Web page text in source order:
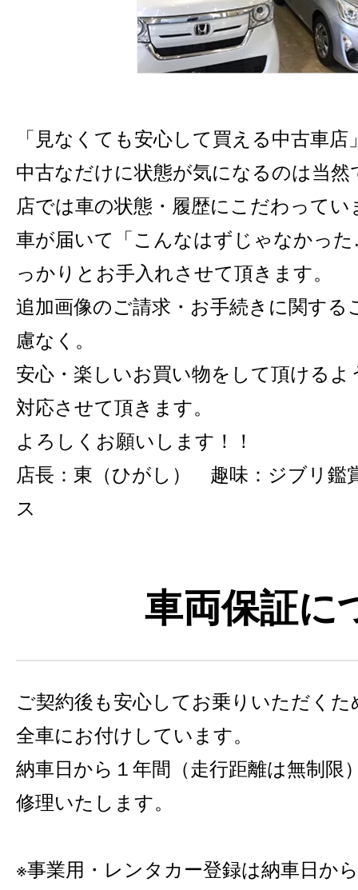
「見なくても安心して買える中古車
中古なだけに状態が気になるのは当
店では車の状態・履歴にこだわってい
車が届いて「こんなはずじゃなかっ
っかりとお手入れさせて頂きます。
追加画像のご請求・お手続きに関す
慮なく。
安心・楽しいお買い物をして頂ける
対応させて頂きます。
よろしくお願いします！！
店長：東（ひがし） 趣味：ジブリ鑑
ス
車両保証に
ご契約後も安心してお乗りいただく
全車にお付けしています。
納車日から１年間（走行距離は無制限
修理いたします。
事業用・レンタカー登録は納車日か